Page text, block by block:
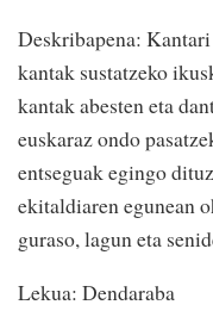
Deskribapena:
kantak sustatzeko
kantak abesten eta
euskaraz ondo
entseguak egingo
ekitaldiaren egunean
guraso, lagun eta
Lekua: Dendaraba